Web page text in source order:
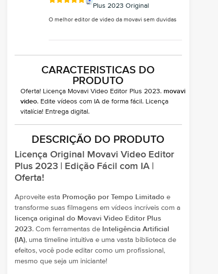
Plus 2023 Original
O melhor editor de video da movavi sem duvidas
CARACTERISTICAS DO
PRODUTO
Oferta! Licença Movavi Video Editor Plus 2023. movavi
video. Edite vídeos com IA de forma fácil. Licença
vitalícia! Entrega digital.
DESCRIÇÃO DO PRODUTO
Licença Original Movavi Video Editor
Plus 2023 | Edição Fácil com IA |
Oferta!
Aproveite esta Promoção por Tempo Limitado e
transforme suas filmagens em vídeos incríveis com a
licença original do Movavi Video Editor Plus
2023. Com ferramentas de Inteligência Artificial
(IA), uma timeline intuitiva e uma vasta biblioteca de
efeitos, você pode editar como um profissional,
mesmo que seja um iniciante!